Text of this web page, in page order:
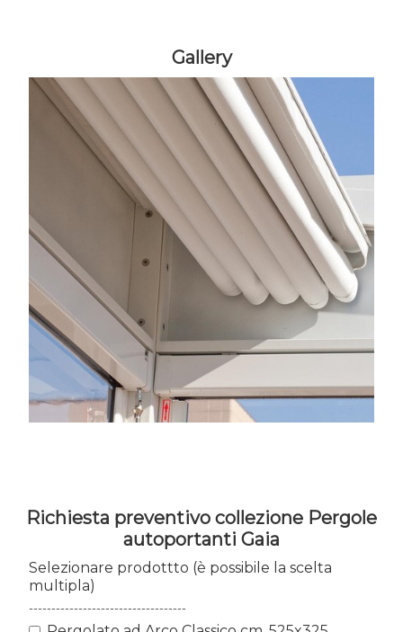
Gallery
Richiesta preventivo collezione Pergole
autoportanti Gaia
Selezionare prodottto (è possibile la scelta
multipla)
-----------------------------------